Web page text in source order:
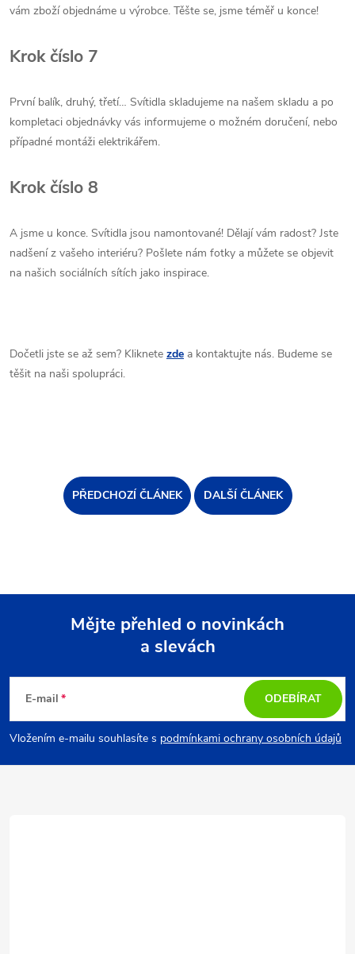
vám zboží objednáme u výrobce. Těšte se, jsme téměř u konce!
Krok číslo 7
První balík, druhý, třetí… Svítidla skladujeme na našem skladu a po
kompletaci objednávky vás informujeme o možném doručení, nebo
případné montáži elektrikářem.
Krok číslo 8
A jsme u konce. Svítidla jsou namontované! Dělají vám radost? Jste
nadšení z vašeho interiéru? Pošlete nám fotky a můžete se objevit
na našich sociálních sítích jako inspirace.
Dočetli jste se až sem? Kliknete zde a kontaktujte nás. Budeme se
těšit na naši spolupráci.
PŘEDCHOZÍ ČLÁNEK DALŠÍ ČLÁNEK
p
Mějte přehled o novinkách
a slevách
E-mail
Vložením e-mailu souhlasíte s podmínkami ochrany osobních údajů
ODEBÍRAT